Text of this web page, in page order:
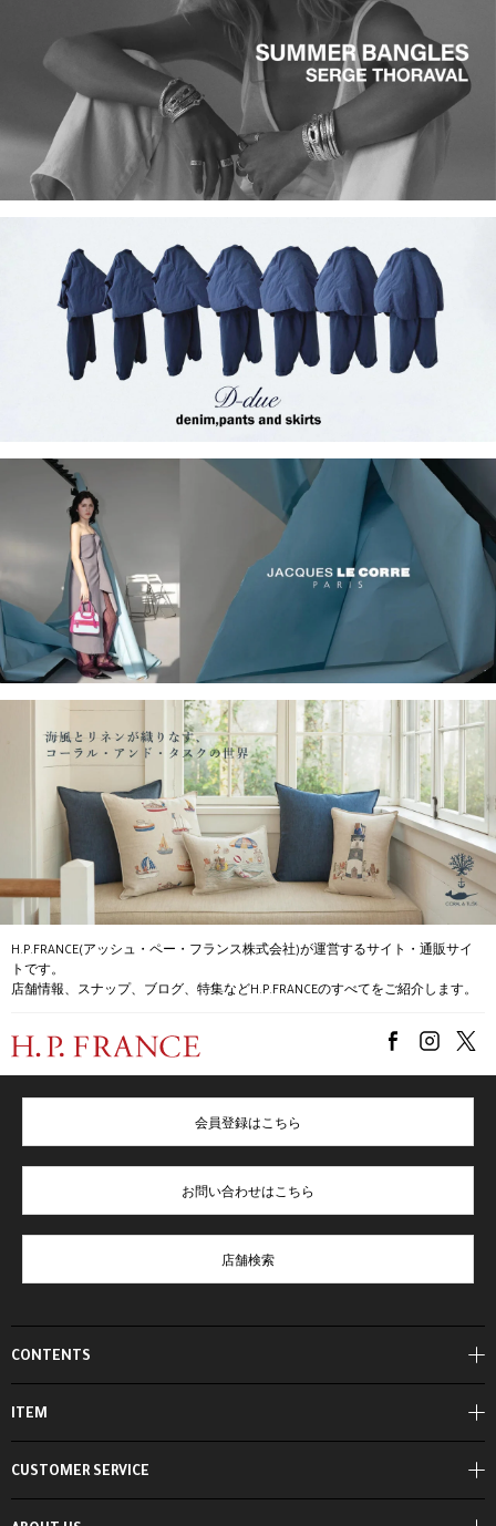
H.P.FRANCE(アッシュ・ペー・フランス株式会社)が運営するサイト・通販サイ
トです。
店舗情報、スナップ、ブログ、特集などH.P.FRANCEのすべてをご紹介します。
CONTENTS
ITEM
会員登録はこちら
お問い合わせはこちら
店舗検索
CUSTOMER SERVICE